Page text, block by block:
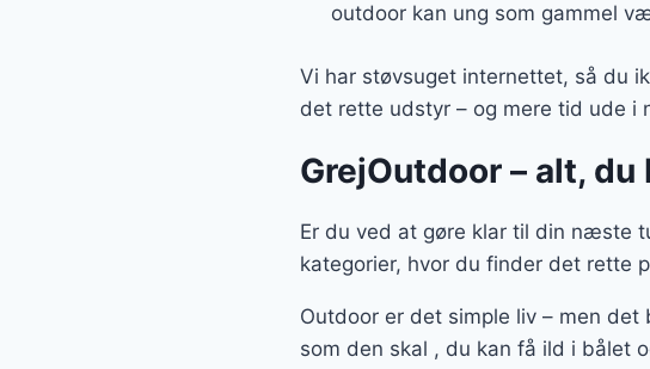
outdoor kan ung som gammel
Vi har støvsuget internettet, så du
det rette udstyr – og mere tid ude i
GrejOutdoor – alt,
Er du ved at gøre klar til din næste
kategorier, hvor du finder det rette
Outdoor er det simple liv – men
som den skal , du kan få ild i bålet